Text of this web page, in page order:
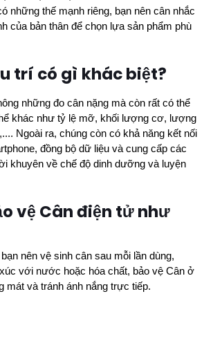
những thế mạnh riêng, bạn nên cân nhắc
của bản thân để chọn lựa sản phẩm phù
trí có gì khác biệt?
những đo cân nặng mà còn rất có thể
khác như tỷ lệ mỡ, khối lượng cơ, lượng
Ngoài ra, chúng còn có khả năng kết nối
đồng bộ dữ liệu và cung cấp các
khuyên về chế độ dinh dưỡng và luyện
vệ Cân điện tử như
nên vệ sinh cân sau mỗi lần dùng,
với nước hoặc hóa chất, bảo vệ Cân ở
mát và tránh ánh nắng trực tiếp.